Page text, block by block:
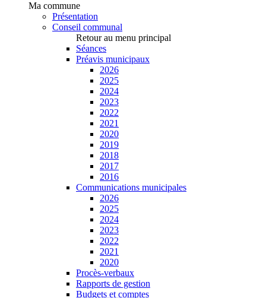
Ma commune
Présentation
Conseil communal
Retour au menu principal
Séances
Préavis municipaux
2026
2025
2024
2023
2022
2021
2020
2019
2018
2017
2016
Communications municipales
2026
2025
2024
2023
2022
2021
2020
Procès-verbaux
Rapports de gestion
Budgets et comptes